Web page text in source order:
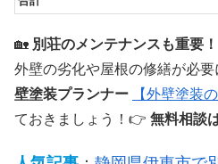
🏡 別荘のメンテナンスも重要！
外壁の劣化や屋根の修繕が必要
壁塗装プランナー
【外壁塗装の
ておきましょう！👉 無料相談